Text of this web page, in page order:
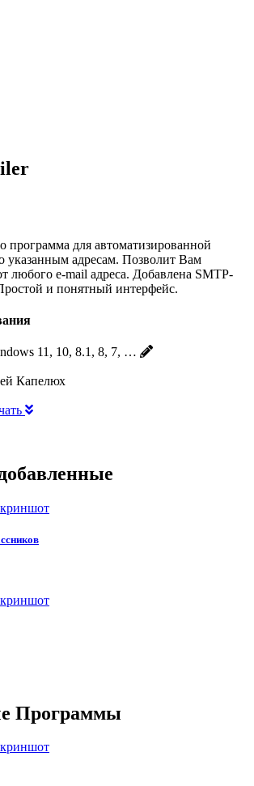
программа для автоматизированной
указанным адресам. Позволит Вам
любого e-mail адреса. Добавлена SMTP-
и понятный интерфейс.
11, 10, 8.1, 8, 7, …
Капелюх
Программы